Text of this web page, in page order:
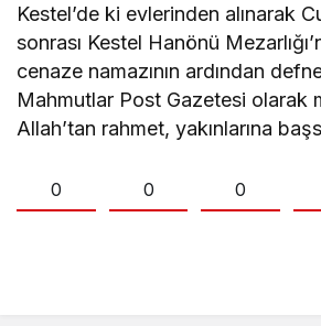
Kestel’de ki evlerinden alınarak
sonrası Kestel Hanönü
cenaze namazının ardından
Mahmutlar Post Gazetesi olarak
Allah’tan rahmet, yakınlarına
0 0 0